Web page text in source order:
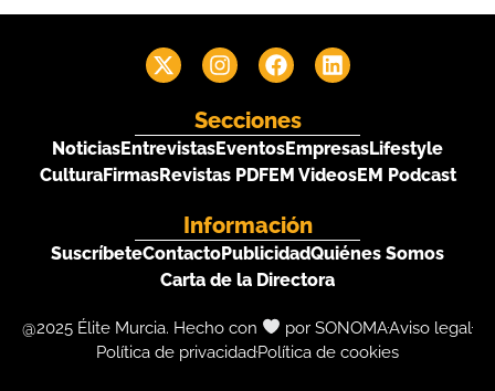
Secciones
NoticiasEntrevistasEventosEmpresasLifestyle
CulturaFirmasRevistas PDFEM VideosEM Podcast
Información
SuscríbeteContactoPublicidadQuiénes Somos
Carta de la Directora
@2025 Élite Murcia. Hecho con por SONOMAAviso legal
Política de privacidadPolítica de cookies